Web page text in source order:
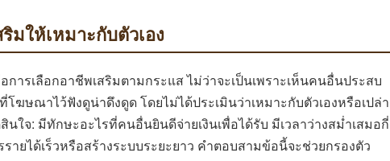
มให้เหมาะกับตัวเอง
ารเลือกอาชีพเสริมตามกระแส ไม่ว่าจะเป็นเพราะเห็นคนอื่นประสบ
โฆษณาไว้ฟังดูน่าดึงดูด โดยไม่ได้ประเมินว่าเหมาะกับตัวเองหรือเปล่า
ใจ: มีทักษะอะไรที่คนอื่นยินดีจ่ายเงินเพื่อได้รับ มีเวลาว่างสม่ำเสมอกี่
ายได้เร็วหรือสร้างระบบระยะยาว คำตอบสามข้อนี้จะช่วยกรองตัว